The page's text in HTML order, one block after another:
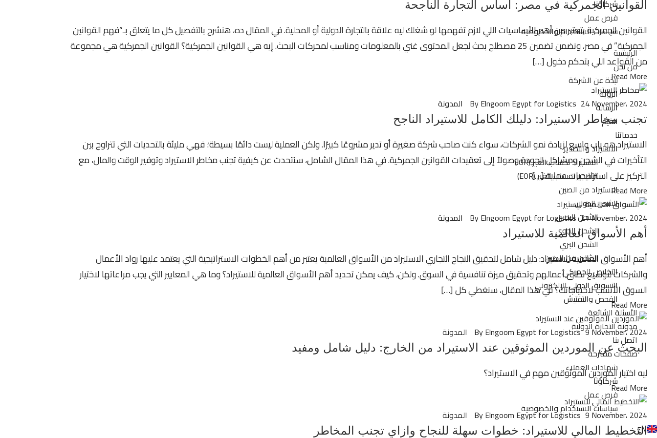
شركاؤنا
فرص عمل
سياسات الاستخدام والخصوصية
الرئيسية
من نحن
نبذة عن الشركة
الرؤية
الرسالة
القيم
خدماتنا
الاستيراد والتصدير
الاستيراد لحساب الغير (IOR)
التصدير لحساب الغير (EOR)
الاستيراد من الصين
الشحن الدولي
الشحن البحري
الشحن الجوي
الشحن البري
الشحن من الصين
التخليص الجمركي
التسويق الدولي الإلكتروني
الفحص والتفتيش
الأسئلة الشائعة
مدونة التجارة الدولية
اتصل بنا
صفحات مقترحة
شهادات العملاء
شركاؤنا
فرص عمل
سياسات الاستخدام والخصوصية
EN
القوانين الجمركية في مصر: أساس التجارة الناجحة
القوانين الجمركية بتعتبر من أهم الأساسيات اللي لازم تفهمها لو شغلك ليه علاقة بالتجارة الدولية أو المحلية. في المقال ده، هنشرح بالتفصيل كل ما يتعلق بـ”فهم القوانين
الجمركية” في مصر، ونضمن تضمين 25 مصطلح بحث لجعل المحتوى غني بالمعلومات ومناسب لمحركات البحث. إيه هي القوانين الجمركية؟ القوانين الجمركية هي مجموعة
من القواعد اللي بتحكم دخول […]
Read More
By Elngoom Egypt for Logistics 24 November، 2024 المدونة
تجنب مخاطر الاستيراد: دليلك الكامل للاستيراد الناجح
الاستيراد هو باب واسع لزيادة نمو الشركات، سواء كنت صاحب شركة صغيرة أو تدير مشروعًا كبيرًا. ولكن العملية ليست دائمًا بسيطة؛ فهي مليئة بالتحديات التي تتراوح بين
التأخيرات في الشحن ومشاكل الجودة وصولاً إلى تعقيدات القوانين الجمركية. في هذا المقال الشامل، سنتحدث عن كيفية تجنب مخاطر الاستيراد وتوفير الوقت والمال، مع
التركيز على استراتيجيات عملية […]
Read More
By Elngoom Egypt for Logistics 21 November، 2024 المدونة
أهم الأسواق العالمية للاستيراد
أهم الأسواق العالمية للاستيراد: دليل شامل لتحقيق النجاح التجاري الاستيراد من الأسواق العالمية يعتبر من أهم الخطوات الاستراتيجية التي يعتمد عليها رواد الأعمال
والشركات لتوسيع نطاق أعمالهم وتحقيق ميزة تنافسية في السوق. ولكن، كيف يمكن تحديد أهم الأسواق العالمية للاستيراد؟ وما هي المعايير التي يجب مراعاتها لاختيار
السوق الأنسب لاحتياجاتك؟ في هذا المقال، سنغطي كل […]
Read More
By Elngoom Egypt for Logistics 9 November، 2024 المدونة
البحث عن الموردين الموثوقين عند الاستيراد من الخارج: دليل شامل ومفيد
ليه اختيار الموردين الموثوقين مهم في الاستيراد؟
Read More
By Elngoom Egypt for Logistics 9 November، 2024 المدونة
التخطيط المالي للاستيراد: خطوات سهلة للنجاح وازاي تجنب المخاطر